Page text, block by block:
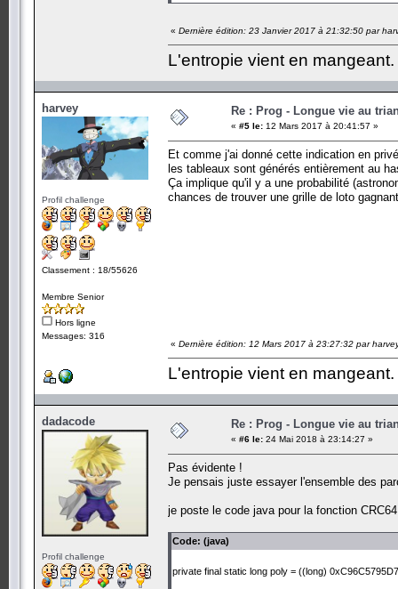
« Dernière édition: 23 Janvier 2017 à 21:32:50 par
L'entropie vient en mangeant.
harvey
Profil challenge
Classement : 18/55626
Membre Senior
Hors ligne
Messages: 316
Re : Prog - Longue vie au
« #5 le: 12 Mars 2017 à 20:41:57 »
Et comme j'ai donné cette indication en
les tableaux sont générés entièrement au
Ça implique qu'il y a une probabilité
chances de trouver une grille de loto
« Dernière édition: 12 Mars 2017 à 23:27:32 par
L'entropie vient en mangeant.
dadacode
Profil challenge
Re : Prog - Longue vie au
« #6 le: 24 Mai 2018 à 23:14:27 »
Pas évidente !
Je pensais juste essayer l'ensemble des
je poste le code java pour la fonction CRC64
Code: (java)
private final static long poly = ((long)